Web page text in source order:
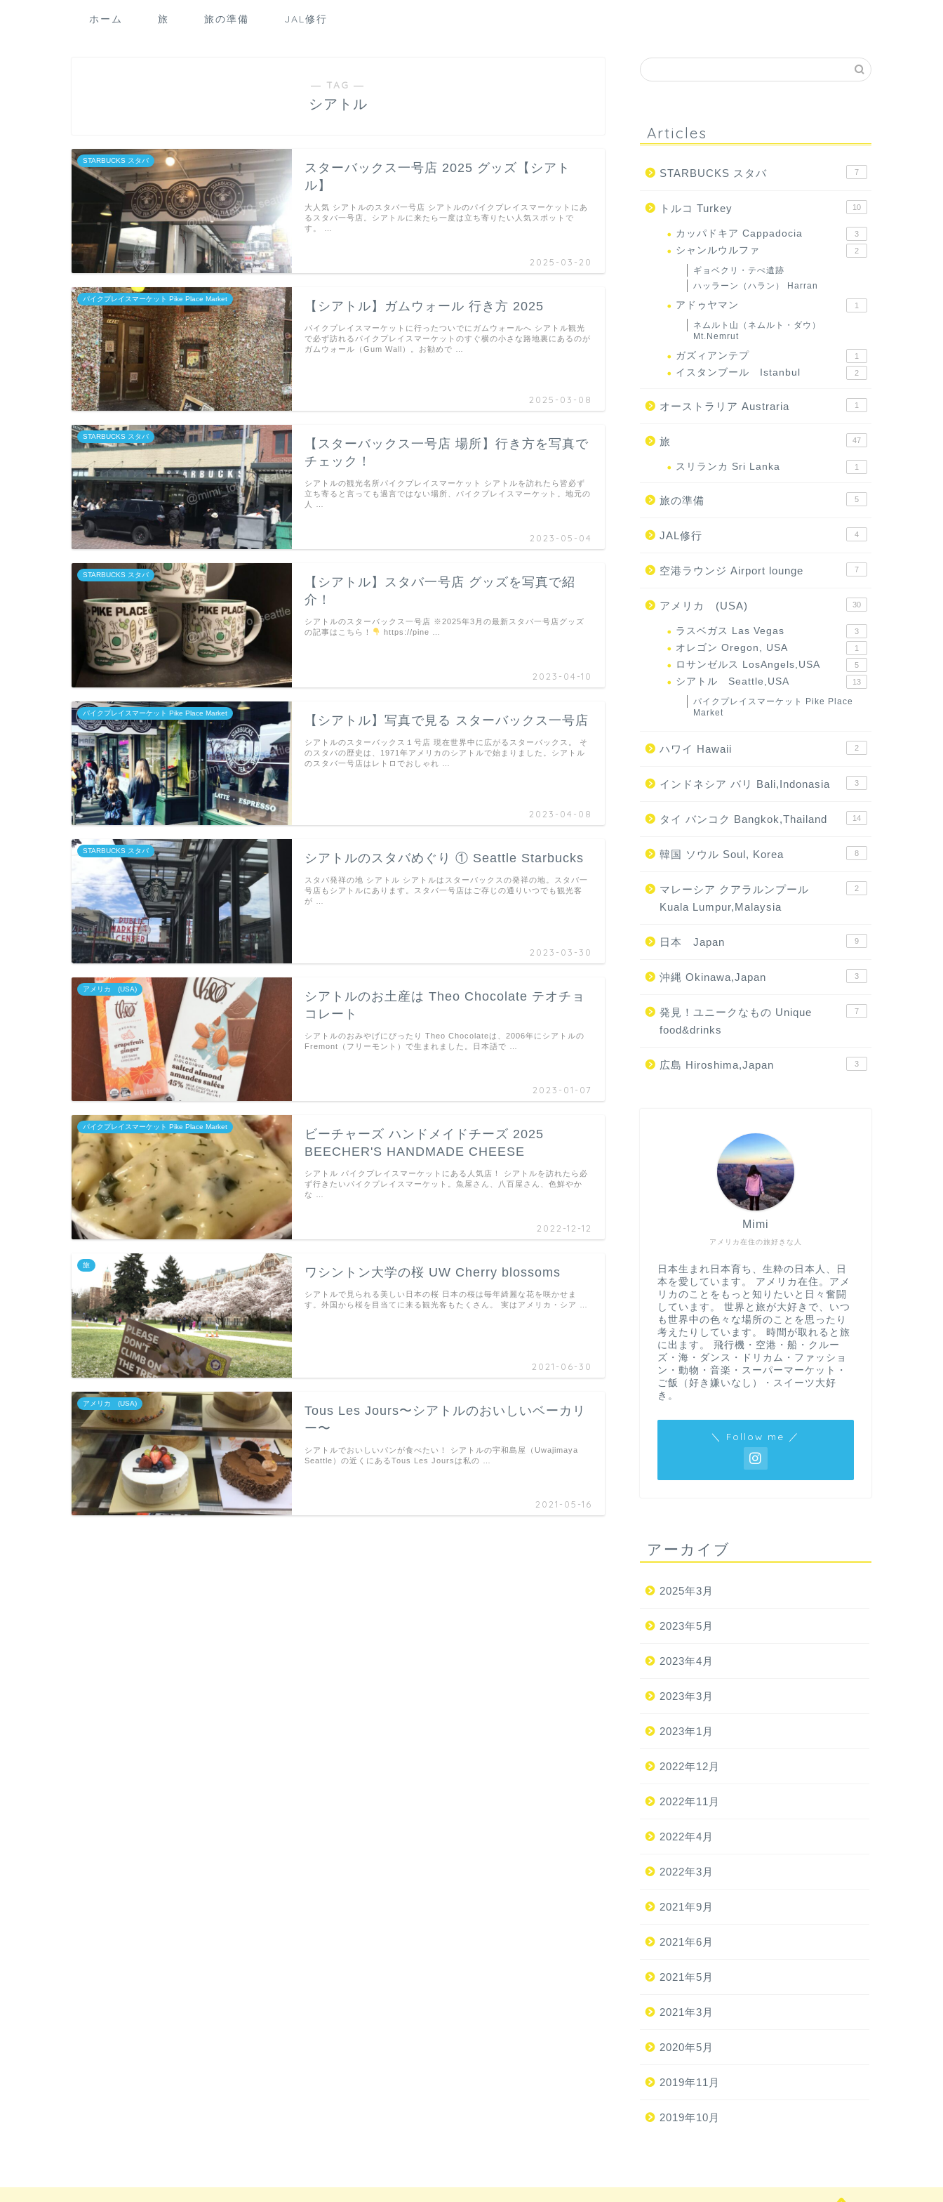
ホーム 旅 旅の準備 JAL修行
― TAG ―
シアトル
STARBUCKS スタバ
スターバックス一号店 2025 グッズ【シアト
ル】
2025-03-20
大人気 シアトルのスタバ一号店 シアトルのパイクプレイスマーケットにあ
るスタバ一号店。シアトルに来たら一度は立ち寄りたい人気スポットで
す。 …
パイクプレイスマーケット Pike Place Market
【シアトル】ガムウォール 行き方 2025
2025-03-08
パイクプレイスマーケットに行ったついでにガムウォールへ シアトル観光
で必ず訪れるパイクプレイスマーケットのすぐ横の小さな路地裏にあるのが
ガムウォール（Gum Wall）。お勧めで …
STARBUCKS スタバ
【スターバックス一号店 場所】行き方を写真で
チェック！
2023-05-04
シアトルの観光名所パイクプレイスマーケット シアトルを訪れたら皆必ず
立ち寄ると言っても過言ではない場所、パイクプレイスマーケット。地元の
人 …
STARBUCKS スタバ
【シアトル】スタバ一号店 グッズを写真で紹
介！
2023-04-10
シアトルのスターバックス一号店 ※2025年3月の最新スタバ一号店グッズ
の記事はこちら！
https://pine …
パイクプレイスマーケット Pike Place Market
【シアトル】写真で見る スターバックス一号店
2023-04-08
シアトルのスターバックス１号店 現在世界中に広がるスターバックス。 そ
のスタバの歴史は、1971年アメリカのシアトルで始まりました。シアトル
のスタバ一号店はレトロでおしゃれ …
STARBUCKS スタバ
シアトルのスタバめぐり ① Seattle Starbucks
2023-03-30
スタバ発祥の地 シアトル シアトルはスターバックスの発祥の地。スタバ一
号店もシアトルにあります。スタバ一号店はご存じの通りいつでも観光客
が …
アメリカ (USA)
シアトルのお土産は Theo Chocolate テオチョ
コレート
2023-01-07
シアトルのおみやげにぴったり Theo Chocolateは、2006年にシアトルの
Fremont（フリーモント）で生まれました。日本語で …
パイクプレイスマーケット Pike Place Market
ビーチャーズ ハンドメイドチーズ 2025
BEECHER'S HANDMADE CHEESE
2022-12-12
シアトル パイクプレイスマーケットにある人気店！ シアトルを訪れたら必
ず行きたいパイクプレイスマーケット。魚屋さん、八百屋さん、色鮮やか
な …
旅
ワシントン大学の桜 UW Cherry blossoms
2021-06-30
シアトルで見られる美しい日本の桜 日本の桜は毎年綺麗な花を咲かせま
す。外国から桜を目当てに来る観光客もたくさん。 実はアメリカ・シア …
アメリカ (USA)
Tous Les Jours〜シアトルのおいしいベーカリ
ー〜
2021-05-16
シアトルでおいしいパンが食べたい！ シアトルの宇和島屋（Uwajimaya
Seattle）の近くにあるTous Les Joursは私の …
Articles
STARBUCKS スタバ 7
トルコ Turkey 10
カッパドキア Cappadocia 3
シャンルウルファ 2
ギョベクリ・テぺ遺跡
ハッラーン（ハラン） Harran
アドゥヤマン 1
ネムルト山（ネムルト・ダウ）
Mt.Nemrut
ガズィアンテプ 1
イスタンブール Istanbul 2
オーストラリア Austraria 1
旅 47
スリランカ Sri Lanka 1
旅の準備 5
JAL修行 4
空港ラウンジ Airport lounge 7
アメリカ (USA) 30
ラスベガス Las Vegas 3
オレゴン Oregon, USA 1
ロサンゼルス LosAngels,USA 5
シアトル Seattle,USA 13
パイクプレイスマーケット Pike Place
Market
ハワイ Hawaii 2
インドネシア バリ Bali,Indonasia 3
タイ バンコク Bangkok,Thailand 14
韓国 ソウル Soul, Korea 8
マレーシア クアラルンプール
Kuala Lumpur,Malaysia
2
日本 Japan 9
沖縄 Okinawa,Japan 3
発見！ユニークなもの Unique
food&drinks
7
広島 Hiroshima,Japan 3
アメリカ在住の旅好きな人
Mimi
日本生まれ日本育ち、生粋の日本人、日
本を愛しています。 アメリカ在住。アメ
リカのことをもっと知りたいと日々奮闘
しています。 世界と旅が大好きで、いつ
も世界中の色々な場所のことを思ったり
考えたりしています。 時間が取れると旅
に出ます。 飛行機・空港・船・クルー
ズ・海・ダンス・ドリカム・ファッショ
ン・動物・音楽・スーパーマーケット・
ご飯（好き嫌いなし）・スイーツ大好
き。
＼ Follow me ／
アーカイブ
2025年3月
2023年5月
2023年4月
2023年3月
2023年1月
2022年12月
2022年11月
2022年4月
2022年3月
2021年9月
2021年6月
2021年5月
2021年3月
2020年5月
2019年11月
2019年10月